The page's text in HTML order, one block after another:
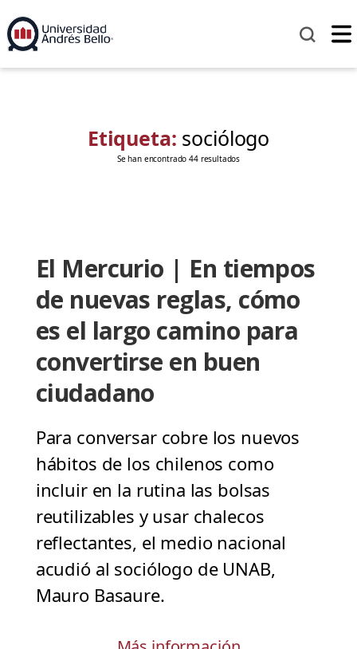
Etiqueta: sociólogo
Se han encontrado 44 resultados
El Mercurio | En tiempos
de nuevas reglas, cómo
es el largo camino para
convertirse en buen
ciudadano
Para conversar cobre los nuevos
hábitos de los chilenos como
incluir en la rutina las bolsas
reutilizables y usar chalecos
reflectantes, el medio nacional
acudió al sociólogo de UNAB,
Mauro Basaure.